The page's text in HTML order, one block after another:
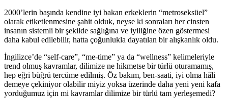
2000’lerin başında kendine iyi bakan erkeklerin “metroseksüel”
olarak etiketlenmesine şahit olduk, neyse ki sonraları her cinsten
insanın sistemli bir şekilde sağlığına ve iyiliğine özen göstermesi
daha kabul edilebilir, hatta çoğunlukla dayatılan bir alışkanlık oldu.
İngilizce’de “self-care”, “me-time” ya da “wellness” kelimeleriyle
trend olmuş kavramlar, dilimize ne hikmetse bir türlü oturamamış,
hep eğri büğrü tercüme edilmiş. Öz bakım, ben-saati, iyi olma hâli
demeye çekiniyor olabilir miyiz yoksa üzerinde daha yeni yeni kafa
yorduğumuz için mi kavramlar dilimize bir türlü tam yerleşemedi?